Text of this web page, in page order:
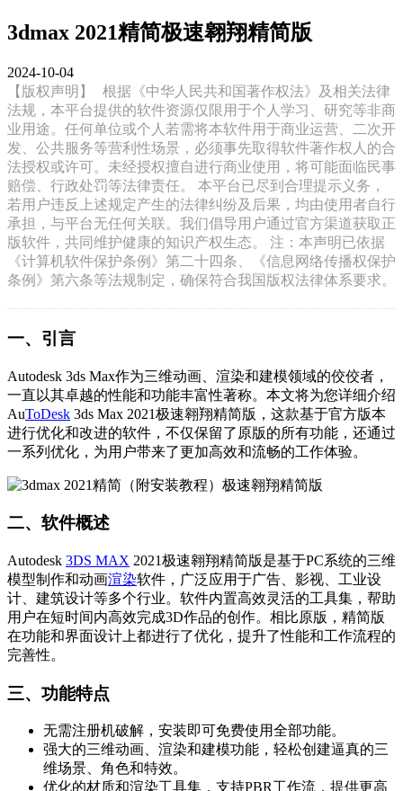
3dmax 2021精简极速翱翔精简版
2024-10-04
【版权声明】
根据《中华人民共和国著作权法》及相关法律
法规，本平台提供的软件资源仅限用于个人学习、研究等非商
业用途。任何单位或个人若需将本软件用于商业运营、二次开
发、公共服务等营利性场景，必须事先取得软件著作权人的合
法授权或许可。未经授权擅自进行商业使用，将可能面临民事
赔偿、行政处罚等法律责任。 本平台已尽到合理提示义务，
若用户违反上述规定产生的法律纠纷及后果，均由使用者自行
承担，与平台无任何关联。我们倡导用户通过官方渠道获取正
版软件，共同维护健康的知识产权生态。 注：本声明已依据
《计算机软件保护条例》第二十四条、《信息网络传播权保护
条例》第六条等法规制定，确保符合我国版权法律体系要求。
一、引言
Autodesk 3ds Max作为三维动画、渲染和建模领域的佼佼者，
一直以其卓越的性能和功能丰富性著称。本文将为您详细介绍
AuToDesk 3ds Max 2021极速翱翔精简版，这款基于官方版本
进行优化和改进的软件，不仅保留了原版的所有功能，还通过
一系列优化，为用户带来了更加高效和流畅的工作体验。
二、软件概述
Autodesk 3DS MAX 2021极速翱翔精简版是基于PC系统的三维
模型制作和动画渲染软件，广泛应用于广告、影视、工业设
计、建筑设计等多个行业。软件内置高效灵活的工具集，帮助
用户在短时间内高效完成3D作品的创作。相比原版，精简版
在功能和界面设计上都进行了优化，提升了性能和工作流程的
完善性。
三、功能特点
无需注册机破解，安装即可免费使用全部功能。
强大的三维动画、渲染和建模功能，轻松创建逼真的三
维场景、角色和特效。
优化的材质和渲染工具集，支持PBR工作流，提供更高